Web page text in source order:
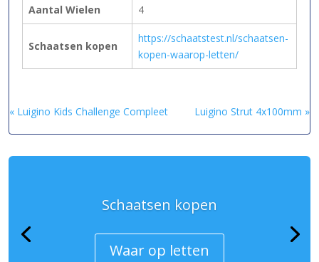
Aantal Wielen 4
Schaatsen kopen
https://schaatstest.nl/schaatsen-
kopen-waarop-letten/
« Luigino Kids Challenge Compleet Luigino Strut 4x100mm »
Schaatsen kopen
Waar op letten